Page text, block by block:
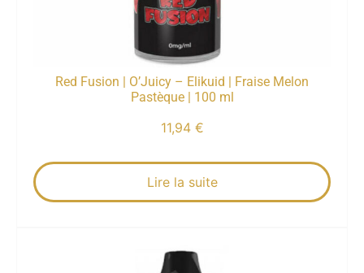
Red Fusion | O’Juicy – Elikuid | Fraise Melon
Pastèque | 100 ml
11,94 €
Lire la suite